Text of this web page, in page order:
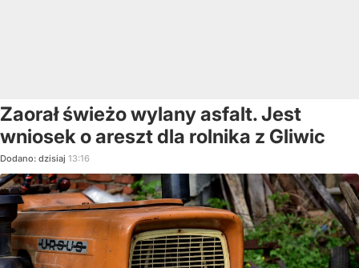
Zaorał świeżo wylany asfalt. Jest
wniosek o areszt dla rolnika z Gliwic
Dodano: dzisiaj 13:16